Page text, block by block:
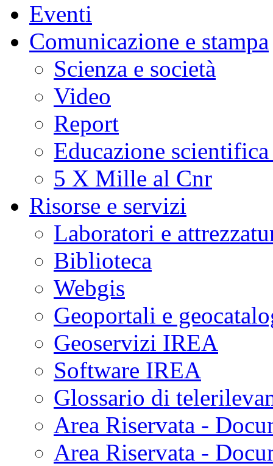
Eventi
Comunicazione e stampa
Scienza e società
Video
Report
Educazione
5 X Mille al Cnr
Risorse e servizi
Laboratori e
Biblioteca
Webgis
Geoportali e
Geoservizi IREA
Software IREA
Glossario di
Area Riservata -
Area Riservata -